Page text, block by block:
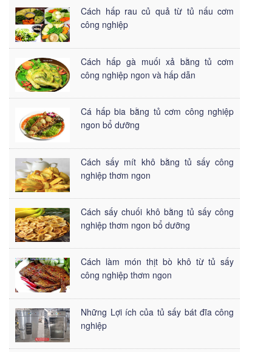
Cách hấp rau củ quả từ tủ nấu cơm
công nghiệp
Cách hấp gà muối xả bằng tủ cơm
công nghiệp ngon và hấp dẫn
Cá hấp bia bằng tủ cơm công nghiệp
ngon bổ dưỡng
Cách sấy mít khô bằng tủ sấy công
nghiệp thơm ngon
Cách sấy chuối khô bằng tủ sấy công
nghiệp thơm ngon bổ dưỡng
Cách làm món thịt bò khô từ tủ sấy
công nghiệp thơm ngon
Những Lợi ích của tủ sấy bát đĩa công
nghiệp